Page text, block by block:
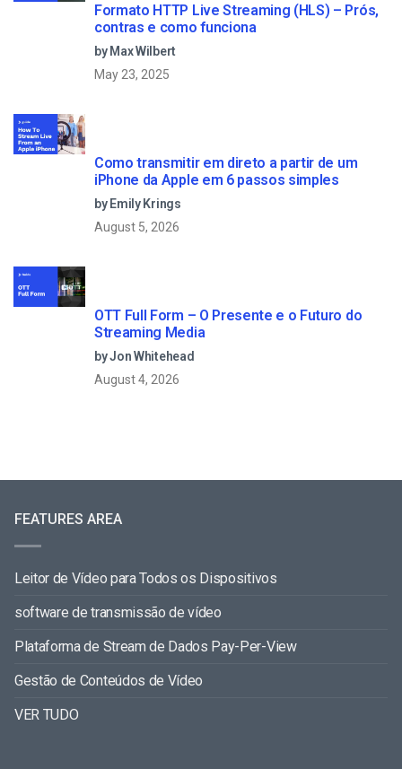
Formato HTTP Live Streaming (HLS) – Prós,
contras e como funciona
by Max Wilbert
May 23, 2025
Como transmitir em direto a partir de um
iPhone da Apple em 6 passos simples
by Emily Krings
August 5, 2026
OTT Full Form – O Presente e o Futuro do
Streaming Media
by Jon Whitehead
August 4, 2026
FEATURES AREA
Leitor de Vídeo para Todos os Dispositivos
software de transmissão de vídeo
Plataforma de Stream de Dados Pay-Per-View
Gestão de Conteúdos de Vídeo
VER TUDO